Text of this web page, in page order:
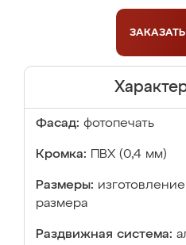
ЗАКАЗАТЬ
Фасад: фотопечать
Кромка: ПВХ (0,4 мм)
Размеры:
размера
Раздвижная система: